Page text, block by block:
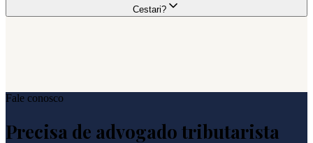
Cestari?
Fale conosco
Precisa de advogado tributarista